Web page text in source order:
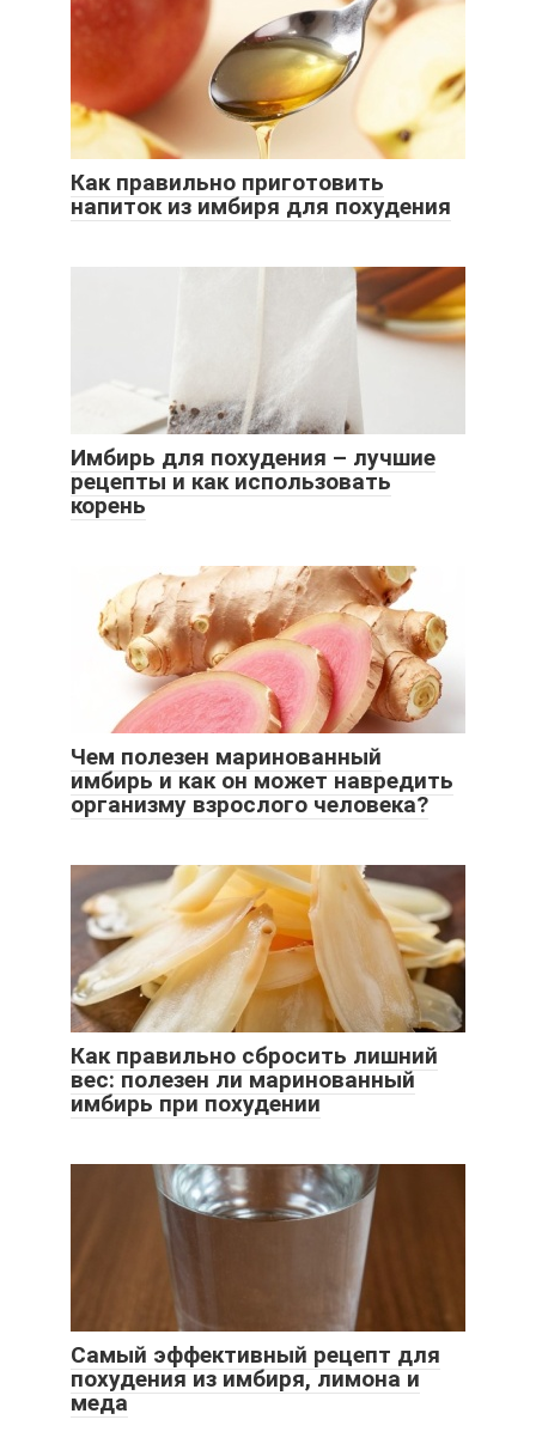
Как правильно приготовить
напиток из имбиря для похудения
Имбирь для похудения – лучшие
рецепты и как использовать
корень
Чем полезен маринованный
имбирь и как он может навредить
организму взрослого человека?
Как правильно сбросить лишний
вес: полезен ли маринованный
имбирь при похудении
Самый эффективный рецепт для
похудения из имбиря, лимона и
меда